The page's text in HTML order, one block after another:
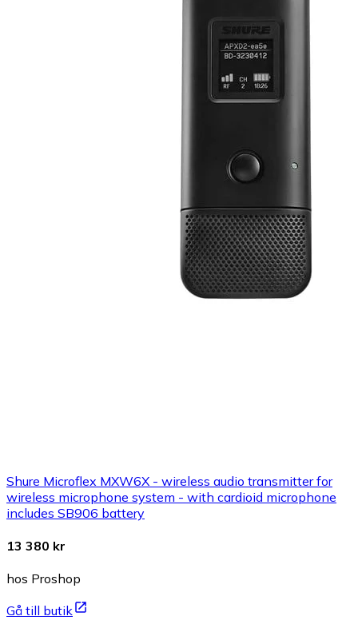
Shure Microflex MXW6X - wireless audio transmitter for
wireless microphone system - with cardioid microphone
includes SB906 battery
13 380 kr
hos Proshop
Gå till butik